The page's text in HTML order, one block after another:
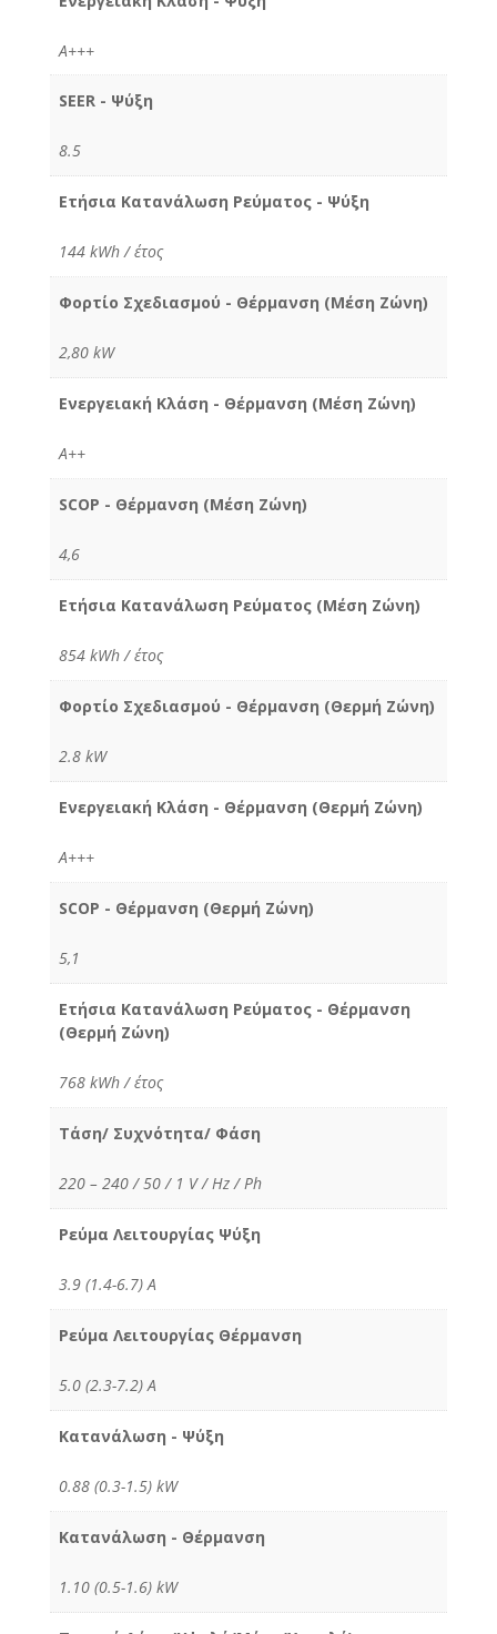
A+++
SEER - Ψύξη
8.5
Ετήσια Κατανάλωση Ρεύματος - Ψύξη
144 kWh / έτος
Φορτίο Σχεδιασμού - Θέρμανση (Μέση Ζώνη)
2,80 kW
Ενεργειακή Κλάση - Θέρμανση (Μέση Ζώνη)
A++
SCOP - Θέρμανση (Μέση Ζώνη)
4,6
Ετήσια Κατανάλωση Ρεύματος (Μέση Ζώνη)
854 kWh / έτος
Φορτίο Σχεδιασμού - Θέρμανση (Θερμή Ζώνη)
2.8 kW
Ενεργειακή Κλάση - Θέρμανση (Θερμή Ζώνη)
A+++
SCOP - Θέρμανση (Θερμή Ζώνη)
5,1
Ετήσια Κατανάλωση Ρεύματος - Θέρμανση
(Θερμή Ζώνη)
768 kWh / έτος
Τάση/ Συχνότητα/ Φάση
220 – 240 / 50 / 1 V / Hz / Ph
Ρεύμα Λειτουργίας Ψύξη
3.9 (1.4-6.7) Α
Ρεύμα Λειτουργίας Θέρμανση
5.0 (2.3-7.2) Α
Κατανάλωση - Ψύξη
0.88 (0.3-1.5) kW
Κατανάλωση - Θέρμανση
1.10 (0.5-1.6) kW